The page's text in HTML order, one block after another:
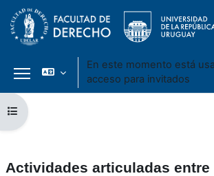
Salta al contenido principal
Panel lateral
En este momento está
acceso para invitados
Abrir índice del curso
Actividades articuladas